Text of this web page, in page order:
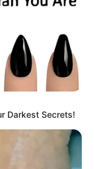
Darkest Secrets!